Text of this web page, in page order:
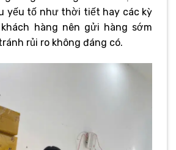
yếu tố như thời tiết hay các kỳ
hàng nên gửi hàng sớm
rủi ro không đáng có.